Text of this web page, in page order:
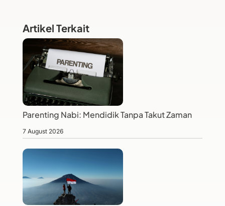
Artikel Terkait
Parenting Nabi: Mendidik Tanpa Takut Zaman
7 August 2026